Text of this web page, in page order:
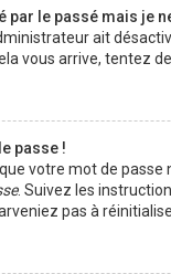
par le passé mais je
ait
vous arrive, tentez
passe !
votre mot de
. Suivez les
pas à